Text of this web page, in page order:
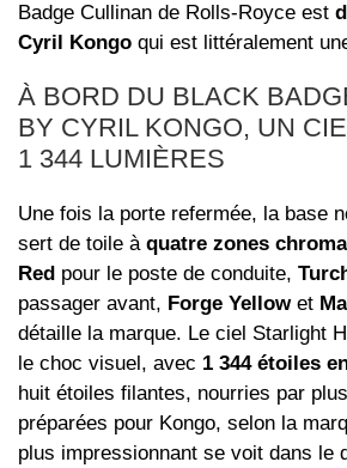
Badge Cullinan de Rolls-Royce est
Cyril Kongo qui est littéralement
À BORD DU BLACK
BY CYRIL KONGO, UN
1 344 LUMIÈRES
Une fois la porte refermée, la base
sert de toile à quatre zones
Red pour le poste de conduite,
passager avant, Forge Yellowet
détaille la marque. Le ciel Starlight
le choc visuel, avec 1 344 étoiles
huit étoiles filantes, nourries par
préparées pour Kongo, selon la
plus impressionnant se voit dans le